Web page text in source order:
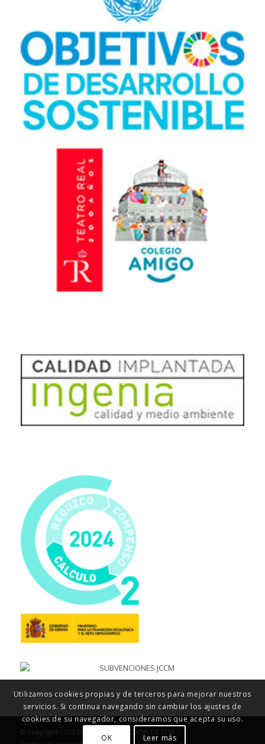
© Copyright - COLEGIO MAYOL, S. COOP. DE CLM
Utilizamos cookies propias y de terceros para mejorar nuestros
servicios. Si continua navegando sin cambiar los ajustes de
cookies de su navegador, consideramos que acepta su uso.
OK
Leer más